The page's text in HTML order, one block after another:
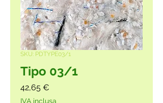
SKU: PDTYPE03/1
Tipo 03/1
42,65 €
IVA inclusa